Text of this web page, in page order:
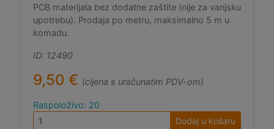
PCB materijala bez dodatne zaštite (nije za vanjsku
upotrebu). Prodaja po metru, maksimalno 5 m u
komadu.
ID: 12490
9,50 € (cijena s uračunatim PDV-om)
Raspoloživo: 20
Dodaj u košaru